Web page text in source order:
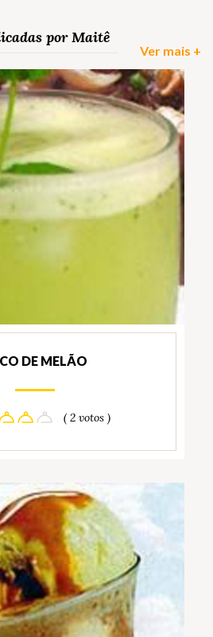
por Maitê
Ver mais +
DE MELÃO
( 2 votos )